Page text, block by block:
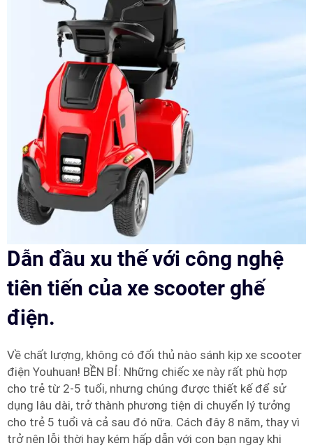
Dẫn đầu xu thế với công nghệ
tiên tiến của xe scooter ghế
điện.
Về chất lượng, không có đối thủ nào sánh kịp xe scooter
điện Youhuan! BỀN BỈ: Những chiếc xe này rất phù hợp
cho trẻ từ 2-5 tuổi, nhưng chúng được thiết kế để sử
dụng lâu dài, trở thành phương tiện di chuyển lý tưởng
cho trẻ 5 tuổi và cả sau đó nữa. Cách đây 8 năm, thay vì
trở nên lỗi thời hay kém hấp dẫn với con bạn ngay khi